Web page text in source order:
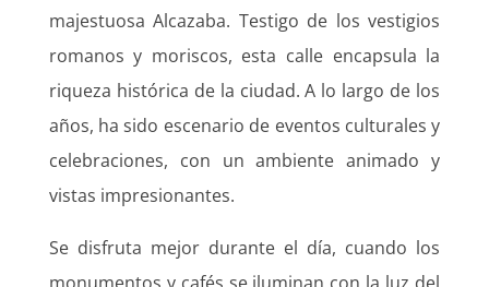
majestuosa Alcazaba. Testigo de los vestigios
romanos y moriscos, esta calle encapsula la
riqueza histórica de la ciudad. A lo largo de los
años, ha sido escenario de eventos culturales y
celebraciones, con un ambiente animado y
vistas impresionantes.
Se disfruta mejor durante el día, cuando los